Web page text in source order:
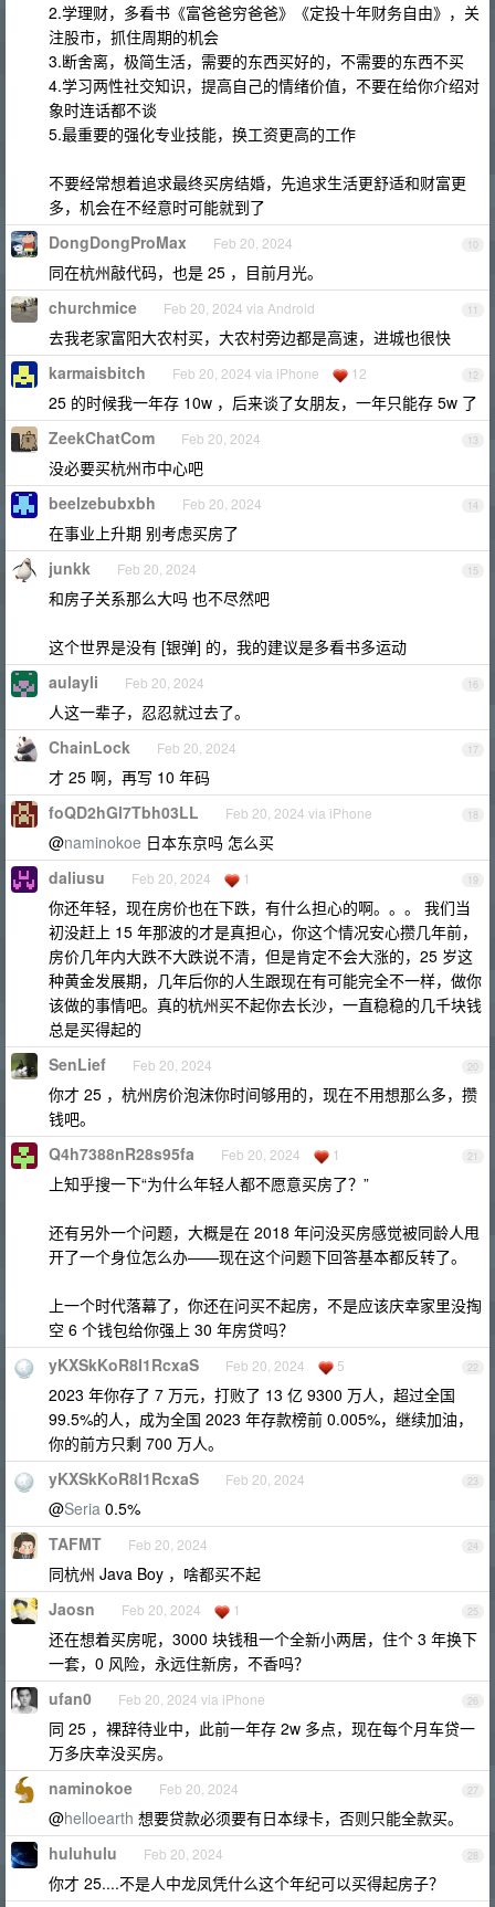
2.学理财，多看书《富爸爸穷爸爸》《定投十年财务自由》，关
注股市，抓住周期的机会
3.断舍离，极简生活，需要的东西买好的，不需要的东西不买
4.学习两性社交知识，提高自己的情绪价值，不要在给你介绍对
象时连话都不谈
5.最重要的强化专业技能，换工资更高的工作
不要经常想着追求最终买房结婚，先追求生活更舒适和财富更
多，机会在不经意时可能就到了
10
DongDongProMax Feb 20, 2024
同在杭州敲代码，也是 25 ，目前月光。
11
churchmice Feb 20, 2024 via Android
去我老家富阳大农村买，大农村旁边都是高速，进城也很快
12
karmaisbitch Feb 20, 2024 via iPhone 12
25 的时候我一年存 10w ，后来谈了女朋友，一年只能存 5w 了
13
ZeekChatCom Feb 20, 2024
没必要买杭州市中心吧
14
beelzebubxbh Feb 20, 2024
在事业上升期 别考虑买房了
15
junkk Feb 20, 2024
和房子关系那么大吗 也不尽然吧
这个世界是没有 [银弹] 的，我的建议是多看书多运动
16
aulayli Feb 20, 2024
人这一辈子，忍忍就过去了。
17
ChainLock Feb 20, 2024
才 25 啊，再写 10 年码
18
foQD2hGl7Tbh03LL Feb 20, 2024 via iPhone
@naminokoe 日本东京吗 怎么买
19
daliusu Feb 20, 2024 1
你还年轻，现在房价也在下跌，有什么担心的啊。。。 我们当
初没赶上 15 年那波的才是真担心，你这个情况安心攒几年前，
房价几年内大跌不大跌说不清，但是肯定不会大涨的，25 岁这
种黄金发展期，几年后你的人生跟现在有可能完全不一样，做你
该做的事情吧。真的杭州买不起你去长沙，一直稳稳的几千块钱
总是买得起的
20
SenLief Feb 20, 2024
你才 25 ，杭州房价泡沫你时间够用的，现在不用想那么多，攒
钱吧。
21
Q4h7388nR28s95fa Feb 20, 2024 1
上知乎搜一下“为什么年轻人都不愿意买房了？”
还有另外一个问题，大概是在 2018 年问没买房感觉被同龄人甩
开了一个身位怎么办——现在这个问题下回答基本都反转了。
上一个时代落幕了，你还在问买不起房，不是应该庆幸家里没掏
空 6 个钱包给你强上 30 年房贷吗？
22
yKXSkKoR8I1RcxaS Feb 20, 2024 5
2023 年你存了 7 万元，打败了 13 亿 9300 万人，超过全国
99.5%的人，成为全国 2023 年存款榜前 0.005%，继续加油，
你的前方只剩 700 万人。
23
yKXSkKoR8I1RcxaS Feb 20, 2024
@Seria 0.5%
24
TAFMT Feb 20, 2024
同杭州 Java Boy ，啥都买不起
25
Jaosn Feb 20, 2024 1
还在想着买房呢，3000 块钱租一个全新小两居，住个 3 年换下
一套，0 风险，永远住新房，不香吗？
26
ufan0 Feb 20, 2024 via iPhone
同 25 ，裸辞待业中，此前一年存 2w 多点，现在每个月车贷一
万多庆幸没买房。
27
naminokoe Feb 20, 2024
@helloearth 想要贷款必须要有日本绿卡，否则只能全款买。
28
huluhulu Feb 20, 2024
你才 25....不是人中龙凤凭什么这个年纪可以买得起房子？